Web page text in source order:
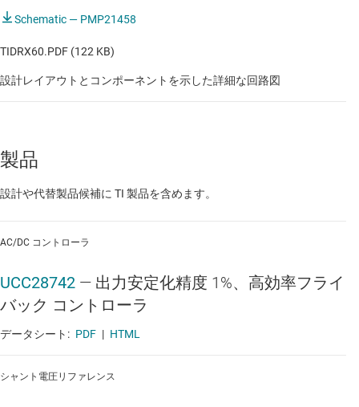
Schematic — PMP21458
TIDRX60.PDF (122 KB)
設計レイアウトとコンポーネントを示した詳細な回路図
製品
設計や代替製品候補に TI 製品を含めます。
AC/DC コントローラ
UCC28742 — 出力安定化精度 1%、高効率フライ
バック コントローラ
データシート: PDF | HTML
シャント電圧リファレンス